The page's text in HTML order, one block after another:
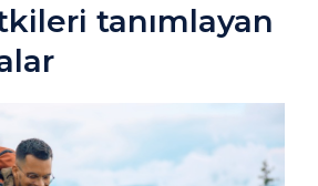
tanımlayan